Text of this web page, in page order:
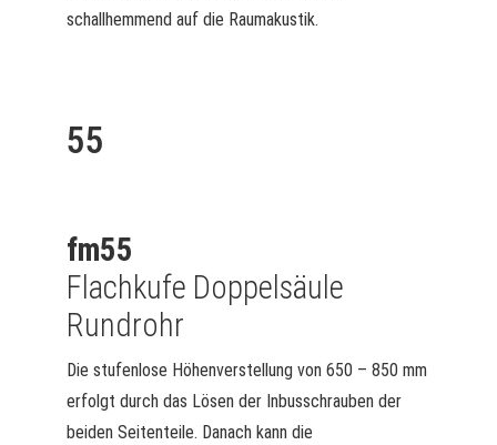
fm55
Flachkufe Doppelsäule
Rundrohr
Die stufenlose Höhenverstellung von 650 – 850 mm
erfolgt durch das Lösen der Inbusschrauben der
beiden Seitenteile. Danach kann die
55
schallhemmend auf die Raumakustik.